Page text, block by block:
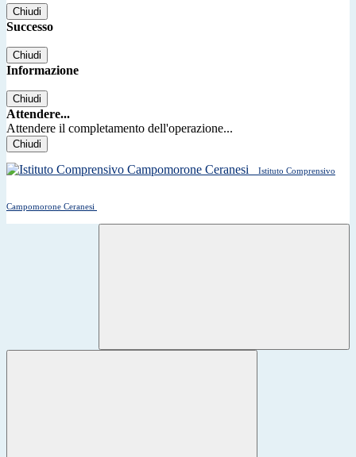
Chiudi
Successo
Chiudi
Informazione
Chiudi
Attendere...
Attendere il completamento dell'operazione...
Chiudi
Istituto Comprensivo
Campomorone Ceranesi